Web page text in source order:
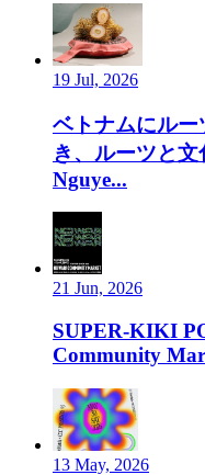
19 Jul, 2026
ベトナムにル
き、ルーツと
Nguye...
21 Jun, 2026
SUPER-KIKI
Community
13 May, 2026